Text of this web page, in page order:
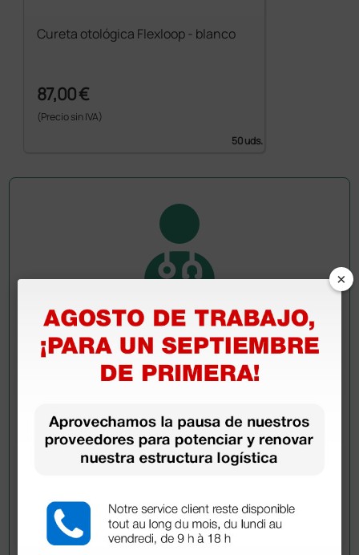
Cureta otológica Flexloop - blanco
87,00 €
(Precio sin IVA)
50 uds.
Pregúntale a un colega
¿Todavía tienes alguna duda? ¿Necesitas más
información?
Envía ahora mismo tu pregunta a los colegas que ya
Envía tu pregunta
×